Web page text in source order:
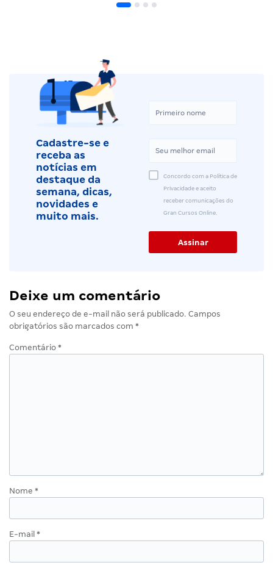
Cadastre-se e
receba as
notícias em
destaque da
semana, dicas,
novidades e
muito mais.
Concordo com a Política de
Privacidade e aceito
receber comunicações do
Gran Cursos Online.
Deixe um comentário
O seu endereço de e-mail não será publicado. Campos
obrigatórios são marcados com *
Comentário *
Nome *
E-mail *